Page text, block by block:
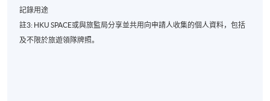
記錄用途
註3: HKU SPACE或與旅監局分享並共用向申請人收集的個人資料，包括
及不限於旅遊領隊牌照。